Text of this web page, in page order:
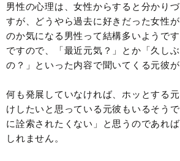
男性の心理は、女性からすると分かり
すが、どうやら過去に好きだった女性
のか気になる男性って結構多いようです
ですので、「最近元気？」とか「久し
の？」といった内容で聞いてくる元彼が
何も発展していなければ、ホッとする
けしたいと思っている元彼もいるそう
に詮索されたくない」と思うのであれ
しれません。